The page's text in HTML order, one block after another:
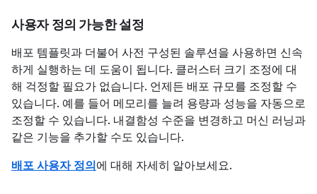
사용자 정의 가능한 설정
배포 템플릿과 더불어 사전 구성된 솔루션을 사용하면 신속
하게 실행하는 데 도움이 됩니다. 클러스터 크기 조정에 대
해 걱정할 필요가 없습니다. 언제든 배포 규모를 조정할 수
있습니다. 예를 들어 메모리를 늘려 용량과 성능을 자동으로
조정할 수 있습니다. 내결함성 수준을 변경하고 머신 러닝과
같은 기능을 추가할 수도 있습니다.
배포 사용자 정의에 대해 자세히 알아보세요.